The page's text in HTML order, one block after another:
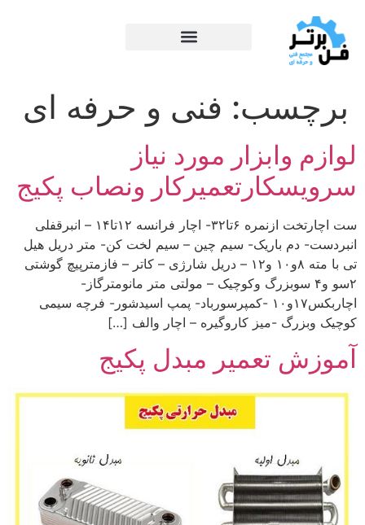
برچسب: فنی و حرفه ای
لوازم وابزار مورد نیاز
سرویسکارتعمیرکار ونصاب پکیج
ست اچارتخت ازنمره ۶تا۳۲- اچار فرانسه ۱۲تا۱۴ – انبرقفلی
انبردست- دم باریک- سیم چین – سیم لخت کن- متر دریل هیل
تی با مته ۸و۱۰ و۱۲ – دریل شارژی – کاتر – فازمترپیچ گوشتی
۲سو و۴ سوبزرگ وکوچیک – مولتی متر مانومترگاز-
اچاربکس۱۷و۱۰ -کمپرسورباد- پمپ اسیدشور- فرچه سیمی
کوچیک وبزرگ -میز کاروگیره – اچار والف […]
آموزش تعمیر مبدل پکیج